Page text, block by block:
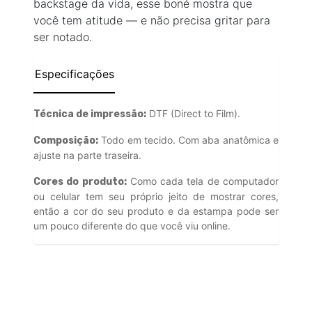
backstage da vida, esse boné mostra que
você tem atitude — e não precisa gritar para
ser notado.
Especificações
Técnica de impressão: DTF (Direct to Film).
Composição: Todo em tecido. Com aba anatômica e
ajuste na parte traseira.
Cores do produto:Como cada tela de computador
ou celular tem seu próprio jeito de mostrar cores,
então a cor do seu produto e da estampa pode ser
um pouco diferente do que você viu online.